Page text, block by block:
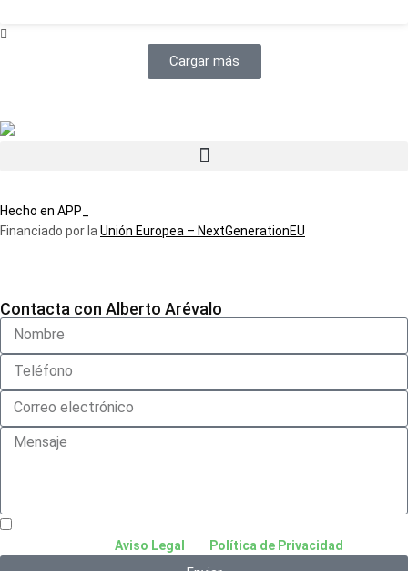
Cargar más
Hecho en APP_
Financiado por la Unión Europea – NextGenerationEU
Contacta con Alberto Arévalo
Aviso Legal Política de Privacidad